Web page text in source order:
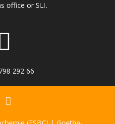
office or SLI.
292 66